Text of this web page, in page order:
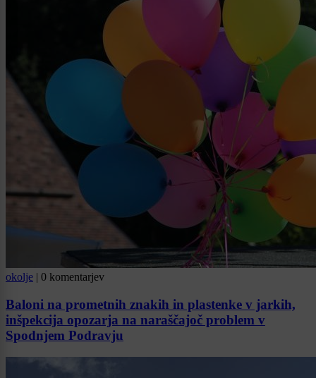
okolje | 0 komentarjev
Baloni na prometnih znakih in plastenke v jarkih,
inšpekcija opozarja na naraščajoč problem v
Spodnjem Podravju